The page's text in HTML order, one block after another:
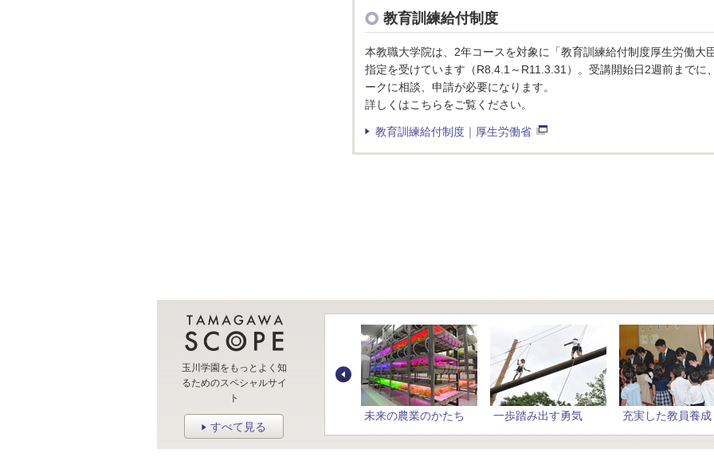
教育訓練給付制度
本教職大学院は、2年コースを対象に「教育訓練給付制度厚生労働大
指定を受けています（R8.4.1～R11.3.31）。受講開始日2週前までに
ークに相談、申請が必要になります。
詳しくはこちらをご覧ください。
教育訓練給付制度｜厚生労働省
玉川学園をもっとよく知
るためのスペシャルサイ
ト
すべて見る
未来の農業のかたち 一歩踏み出す勇気 充実した教員養成